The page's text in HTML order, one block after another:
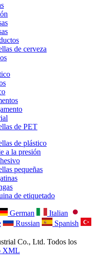
de cerveza
de PET
de plástico
a la presión
pequeñas
de etiquetado
German
Italian
Russian
Spanish
Co., Ltd. Todos los
XML